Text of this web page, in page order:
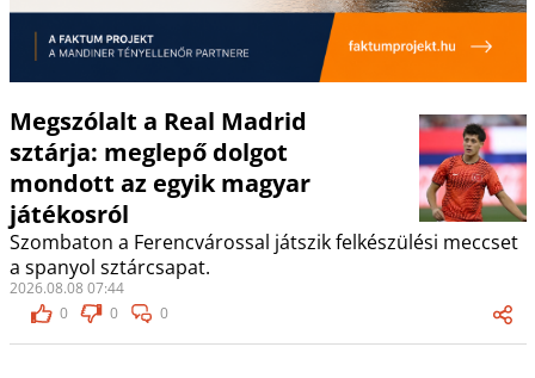
Megszólalt a Real Madrid
sztárja: meglepő dolgot
mondott az egyik magyar
játékosról
Szombaton a Ferencvárossal játszik felkészülési meccset
a spanyol sztárcsapat.
2026.08.08 07:44
0
0 0